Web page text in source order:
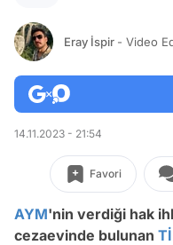
Eray İspir - Video
14.11.2023 - 21:54
Favori
AYM'nin verdiği hak
cezaevinde bulunan